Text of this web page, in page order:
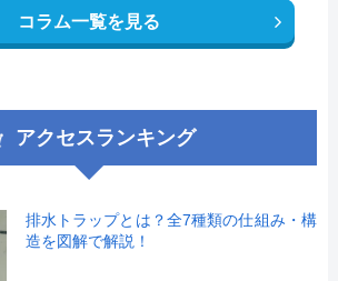
コラム一覧を見る
アクセスランキング
排水トラップとは？全7種類の仕組み・構
造を図解で解説！